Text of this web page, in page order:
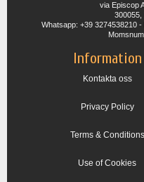
via Episcop
300055,
Whatsapp: +39 3274538210
Information
Kontakta oss
Privacy Policy
Terms & Conditions
Use of Cookies